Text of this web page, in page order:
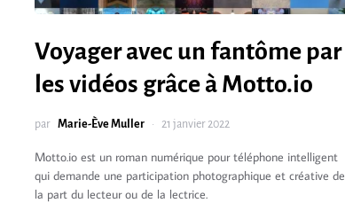
Voyager avec un fantôme par
les vidéos grâce à Motto.io
par Marie-Ève Muller 21 janvier 2022
Motto.io est un roman numérique pour téléphone intelligent
qui demande une participation photographique et créative de
la part du lecteur ou de la lectrice.